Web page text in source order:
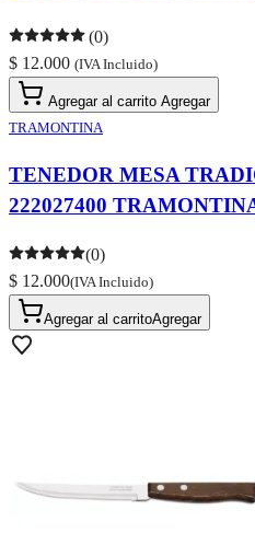
(0)
$ 12.000 (IVA Incluido)
Agregar al carrito Agregar
TRAMONTINA
TENEDOR MESA
222027400
(0)
$ 12.000(IVA Incluido)
Agregar al carritoAgregar